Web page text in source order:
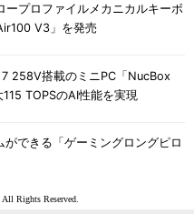
ープロファイルメカニカルキーボ
V3」を発売
258V搭載のミニPC「NucBox
TOPSのAI性能を実現
できる「ゲーミングロングピロ
Rights Reserved.